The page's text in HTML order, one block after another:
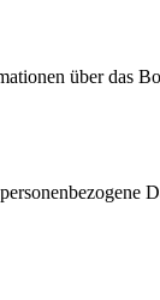
über das